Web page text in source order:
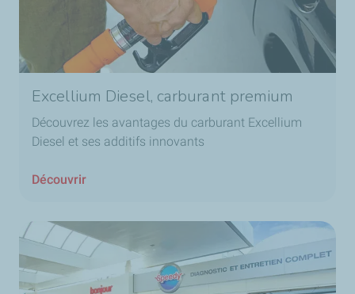
Excellium Diesel, carburant premium
Découvrez les avantages du carburant Excellium
Diesel et ses additifs innovants
Découvrir